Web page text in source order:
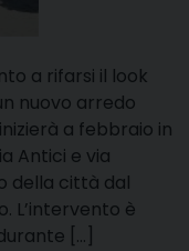
a rifarsi il look
nuovo arredo
a febbraio in
Antici e via
della città dal
L’intervento è
[…]